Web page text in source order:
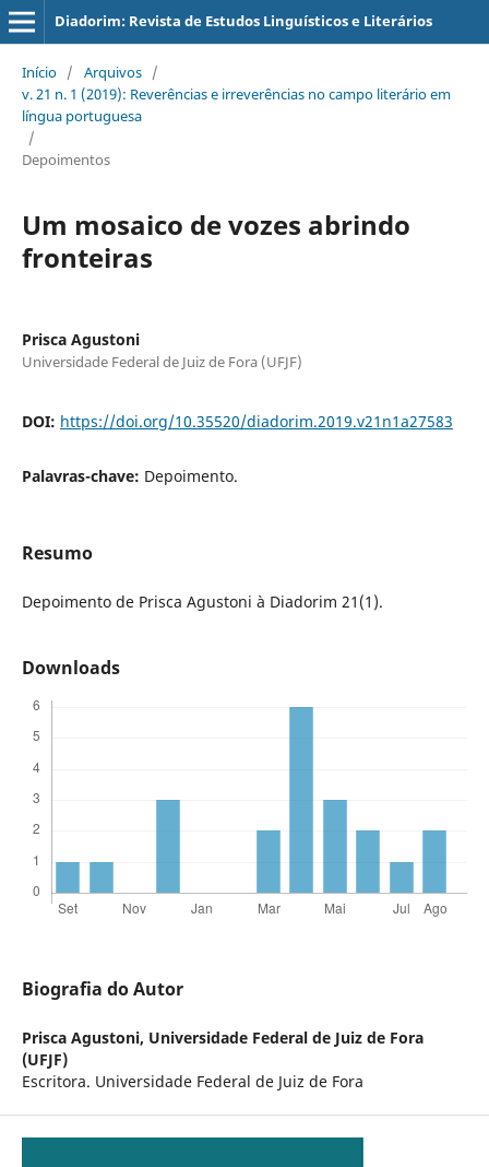
Diadorim: Revista de Estudos Linguísticos e Literários
Início / Arquivos /
v. 21 n. 1 (2019): Reverências e irreverências no campo literário em
língua portuguesa
/
Depoimentos
Um mosaico de vozes abrindo
fronteiras
Prisca Agustoni
Universidade Federal de Juiz de Fora (UFJF)
DOI: https://doi.org/10.35520/diadorim.2019.v21n1a27583
Palavras-chave: Depoimento.
Resumo
Depoimento de Prisca Agustoni à Diadorim 21(1).
Downloads
Biografia do Autor
Prisca Agustoni, Universidade Federal de Juiz de Fora
(UFJF)
Escritora. Universidade Federal de Juiz de Fora